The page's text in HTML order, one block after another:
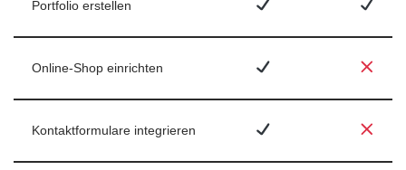
Portfolio erstellen
Online-Shop einrichten
Kontaktformulare integrieren